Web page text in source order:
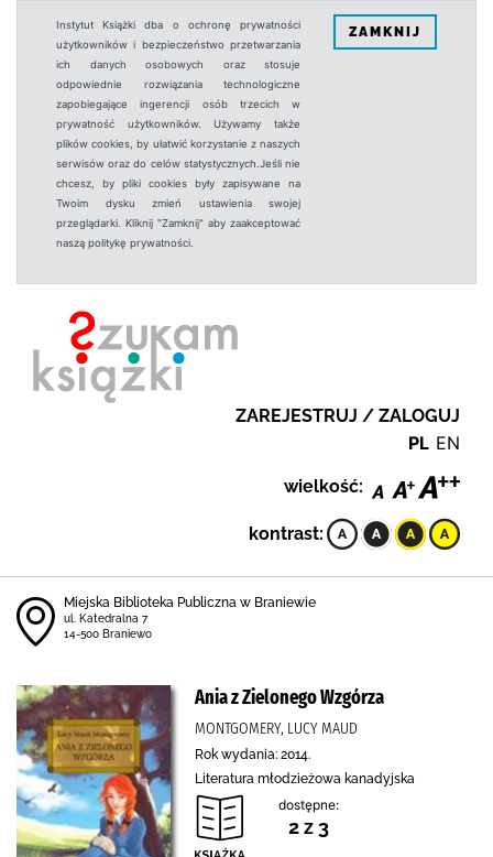
Instytut Książki dba o ochronę prywatności
użytkowników i bezpieczeństwo przetwarzania
ich danych osobowych oraz stosuje
odpowiednie rozwiązania technologiczne
zapobiegające ingerencji osób trzecich w
prywatność użytkowników. Używamy także
plików cookies, by ułatwić korzystanie z naszych
serwisów oraz do celów statystycznych.Jeśli nie
chcesz, by pliki cookies były zapisywane na
Twoim dysku zmień ustawienia swojej
przeglądarki. Kliknij "Zamknij" aby zaakceptować
naszą politykę prywatności.
ZAMKNIJ
ZAREJESTRUJ / ZALOGUJ
PL EN
wielkość:
kontrast:
Miejska Biblioteka Publiczna w Braniewie
ul. Katedralna 7
14-500 Braniewo
Ania z Zielonego Wzgórza
MONTGOMERY, LUCY MAUD
Rok wydania: 2014.
Literatura młodzieżowa kanadyjska
dostępne:
2 z 3